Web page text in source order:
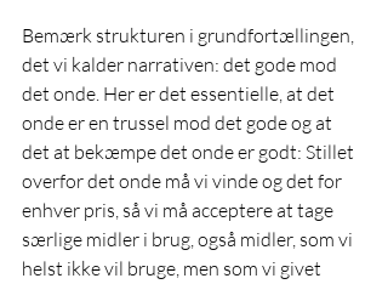
Bemærk strukturen i grundfortællingen,
det vi kalder narrativen: det gode mod
det onde. Her er det essentielle, at det
onde er en trussel mod det gode og at
det at bekæmpe det onde er godt: Stillet
overfor det onde må vi vinde og det for
enhver pris, så vi må acceptere at tage
særlige midler i brug, også midler, som vi
helst ikke vil bruge, men som vi givet